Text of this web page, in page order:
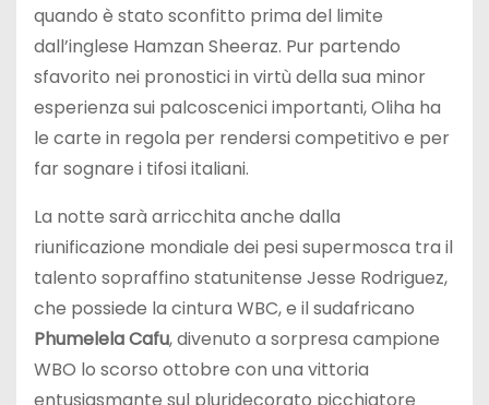
quando è stato sconfitto prima del limite
dall’inglese Hamzan Sheeraz. Pur partendo
sfavorito nei pronostici in virtù della sua minor
esperienza sui palcoscenici importanti, Oliha ha
le carte in regola per rendersi competitivo e per
far sognare i tifosi italiani.
La notte sarà arricchita anche dalla
riunificazione mondiale dei pesi supermosca tra il
talento sopraffino statunitense Jesse Rodriguez,
che possiede la cintura WBC, e il sudafricano
Phumelela Cafu, divenuto a sorpresa campione
WBO lo scorso ottobre con una vittoria
entusiasmante sul pluridecorato picchiatore